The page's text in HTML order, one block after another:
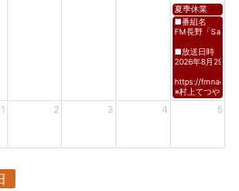
夏季休業
■番組名
FM長野「
■放送日時
2026年8月29日(
https://
※村上てつや、酒
1 2 3 4 5